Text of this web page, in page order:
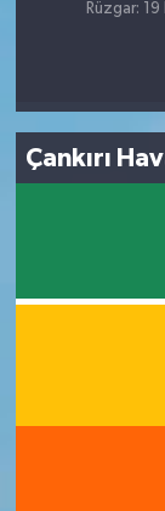
Rüzgar:
Çankırı